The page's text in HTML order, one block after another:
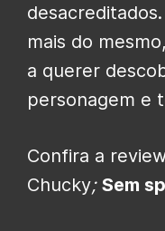
mais do
a querer
personagem e
Confira a
Chucky; Sem